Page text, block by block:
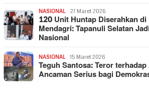
NASIONAL 27 Maret 2026
120 Unit Huntap Diserahkan di
Mendagri: Tapanuli Selatan
Nasional
NASIONAL 15 Maret 2026
Teguh Santosa: Teror
Ancaman Serius bagi